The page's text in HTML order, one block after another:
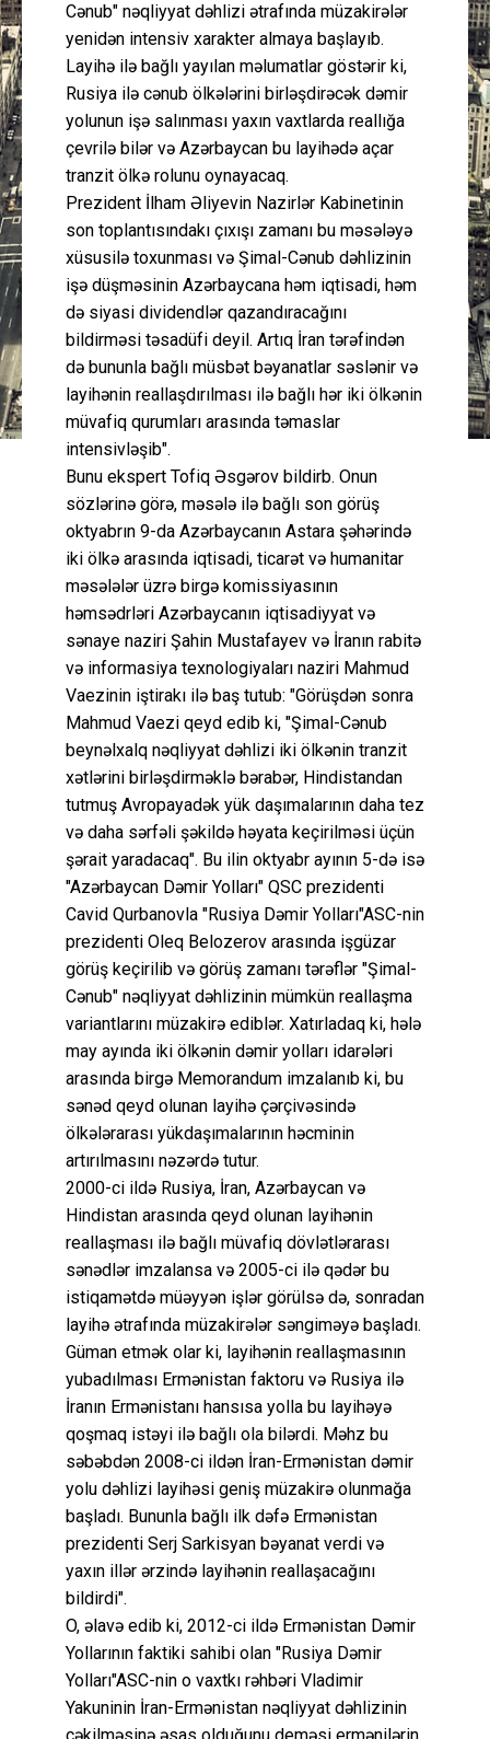
Cənub" nəqliyyat dəhlizi ətrafında müzakirələr
yenidən intensiv xarakter almaya başlayıb.
Layihə ilə bağlı yayılan məlumatlar göstərir ki,
Rusiya ilə cənub ölkələrini birləşdirəcək dəmir
yolunun işə salınması yaxın vaxtlarda reallığa
çevrilə bilər və Azərbaycan bu layihədə açar
tranzit ölkə rolunu oynayacaq.
Prezident İlham Əliyevin Nazirlər Kabinetinin
son toplantısındakı çıxışı zamanı bu məsələyə
xüsusilə toxunması və Şimal-Cənub dəhlizinin
işə düşməsinin Azərbaycana həm iqtisadi, həm
də siyasi dividendlər qazandıracağını
bildirməsi təsadüfi deyil. Artıq İran tərəfindən
də bununla bağlı müsbət bəyanatlar səslənir və
layihənin reallaşdırılması ilə bağlı hər iki ölkənin
müvafiq qurumları arasında təmaslar
intensivləşib".
Bunu ekspert Tofiq Əsgərov bildirb. Onun
sözlərinə görə, məsələ ilə bağlı son görüş
oktyabrın 9-da Azərbaycanın Astara şəhərində
iki ölkə arasında iqtisadi, ticarət və humanitar
məsələlər üzrə birgə komissiyasının
həmsədrləri Azərbaycanın iqtisadiyyat və
sənaye naziri Şahin Mustafayev və İranın rabitə
və informasiya texnologiyaları naziri Mahmud
Vaezinin iştirakı ilə baş tutub: "Görüşdən sonra
Mahmud Vaezi qeyd edib ki, "Şimal-Cənub
beynəlxalq nəqliyyat dəhlizi iki ölkənin tranzit
xətlərini birləşdirməklə bərabər, Hindistandan
tutmuş Avropayadək yük daşımalarının daha tez
və daha sərfəli şəkildə həyata keçirilməsi üçün
şərait yaradacaq". Bu ilin oktyabr ayının 5-də isə
"Azərbaycan Dəmir Yolları" QSC prezidenti
Cavid Qurbanovla "Rusiya Dəmir Yolları"ASC-nin
prezidenti Oleq Belozerov arasında işgüzar
görüş keçirilib və görüş zamanı tərəflər "Şimal-
Cənub" nəqliyyat dəhlizinin mümkün reallaşma
variantlarını müzakirə ediblər. Xatırladaq ki, hələ
may ayında iki ölkənin dəmir yolları idarələri
arasında birgə Memorandum imzalanıb ki, bu
sənəd qeyd olunan layihə çərçivəsində
ölkələrarası yükdaşımalarının həcminin
artırılmasını nəzərdə tutur.
2000-ci ildə Rusiya, İran, Azərbaycan və
Hindistan arasında qeyd olunan layihənin
reallaşması ilə bağlı müvafiq dövlətlərarası
sənədlər imzalansa və 2005-ci ilə qədər bu
istiqamətdə müəyyən işlər görülsə də, sonradan
layihə ətrafında müzakirələr səngiməyə başladı.
Güman etmək olar ki, layihənin reallaşmasının
yubadılması Ermənistan faktoru və Rusiya ilə
İranın Ermənistanı hansısa yolla bu layihəyə
qoşmaq istəyi ilə bağlı ola bilərdi. Məhz bu
səbəbdən 2008-ci ildən İran-Ermənistan dəmir
yolu dəhlizi layihəsi geniş müzakirə olunmağa
başladı. Bununla bağlı ilk dəfə Ermənistan
prezidenti Serj Sarkisyan bəyanat verdi və
yaxın illər ərzində layihənin reallaşacağını
bildirdi".
O, əlavə edib ki, 2012-ci ildə Ermənistan Dəmir
Yollarının faktiki sahibi olan "Rusiya Dəmir
Yolları"ASC-nin o vaxtkı rəhbəri Vladimir
Yakuninin İran-Ermənistan nəqliyyat dəhlizinin